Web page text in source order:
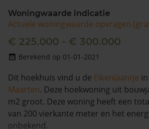
Woningwaarde indicatie
Actuele woningwaarde opvragen
€ 225.000 - € 300.000
Berekend op 01-01-2021
Dit hoekhuis vind u de Eikenlaantje
Maarten. Deze hoekwoning uit
m2 groot. Deze woning heeft een
van 200 vierkante meter en het
onbekend.